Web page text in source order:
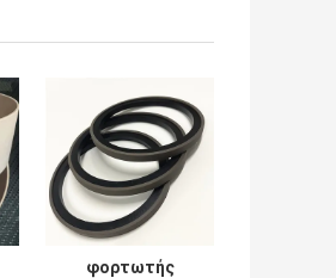
φορτωτής